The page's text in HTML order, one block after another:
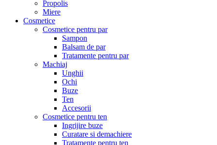
Propolis
Miere
Cosmetice
Cosmetice pentru par
Sampon
Balsam de par
Tratamente pentru par
Machiaj
Unghii
Ochi
Buze
Ten
Accesorii
Cosmetice pentru ten
Ingrijire buze
Curatare si demachiere
Tratamente pentru ten